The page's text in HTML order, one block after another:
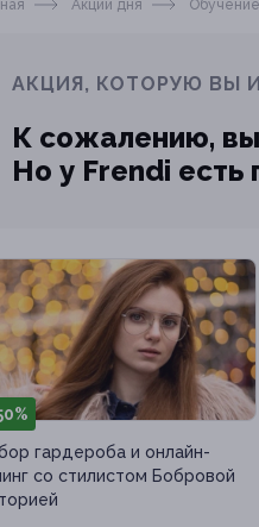
Акции дня Обучение
АКЦИЯ, КОТОРУЮ ВЫ
К сожалению,
Но у Frendi есть
гардероба и онлайн-
со стилистом Бобровой